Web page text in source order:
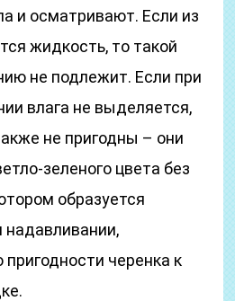
и осматривают. Если из
жидкость, то такой
не подлежит. Если при
влага не выделяется,
не пригодны – они
зеленого цвета без
образуется
надавливании,
пригодности черенка к